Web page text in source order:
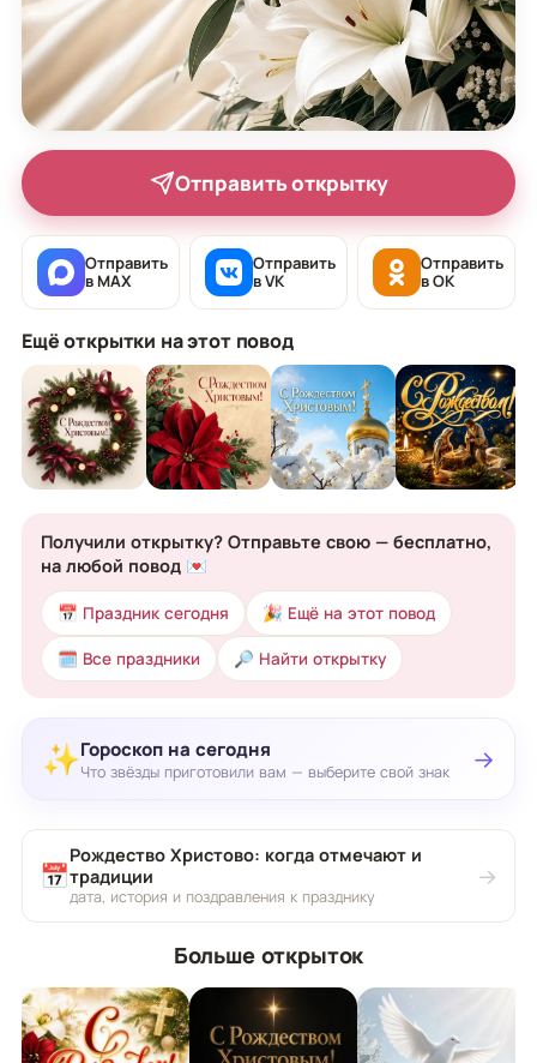
Отправить открытку
Отправить
в MAX
Отправить
в VK
Отправить
в OK
Ещё открытки на этот повод
Получили открытку? Отправьте свою — бесплатно,
на любой повод 💌
📅 Праздник сегодня 🎉 Ещё на этот повод
🗓 Все праздники 🔎 Найти открытку
✨Гороскоп на сегодня
Что звёзды приготовили вам — выберите свой знак →
📅
Рождество Христово: когда отмечают и
традиции
дата, история и поздравления к празднику
→
Больше открыток